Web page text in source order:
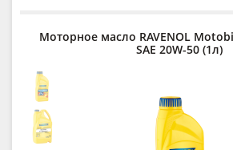
Моторное масло RAVENOL
SAE 20W-50 (1л)